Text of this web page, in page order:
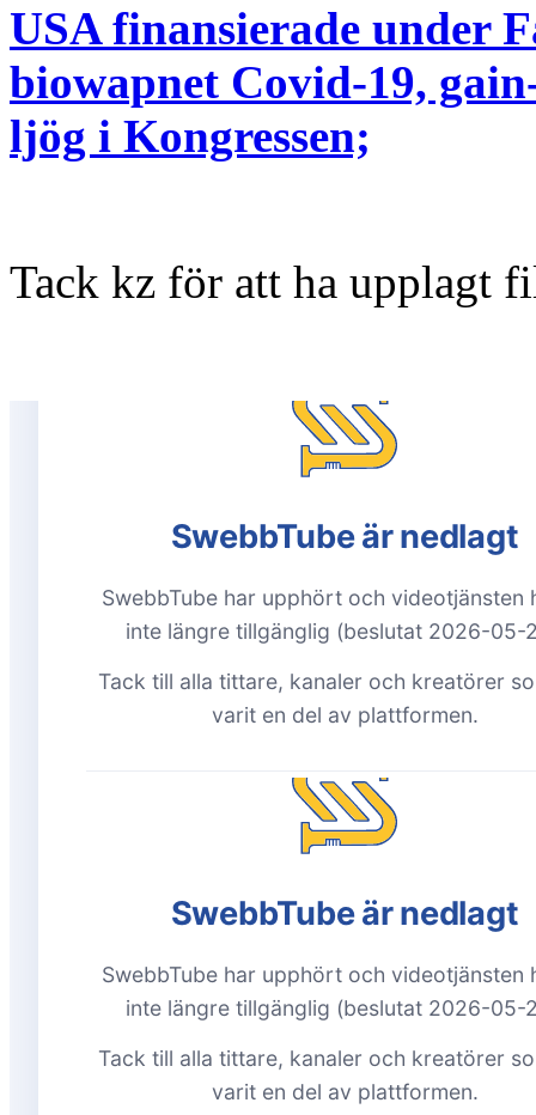
USA finansierade under
biowapnet Covid-19,
ljög i Kongressen;
Tack kz för att ha upplagt